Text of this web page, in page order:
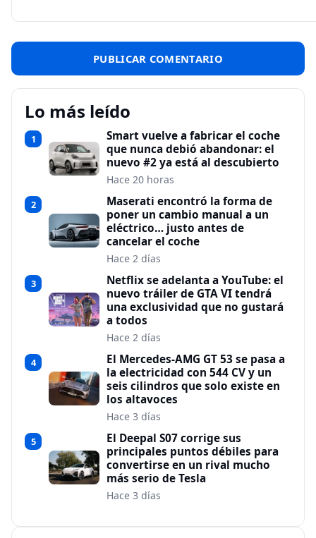
Lo más leído
1
Smart vuelve a fabricar el coche
que nunca debió abandonar: el
nuevo #2 ya está al descubierto
Hace 20 horas
2
Maserati encontró la forma de
poner un cambio manual a un
eléctrico… justo antes de
cancelar el coche
Hace 2 días
3
Netflix se adelanta a YouTube: el
nuevo tráiler de GTA VI tendrá
una exclusividad que no gustará
a todos
Hace 2 días
4
El Mercedes-AMG GT 53 se pasa a
la electricidad con 544 CV y un
seis cilindros que solo existe en
los altavoces
Hace 3 días
5
El Deepal S07 corrige sus
principales puntos débiles para
convertirse en un rival mucho
más serio de Tesla
Hace 3 días